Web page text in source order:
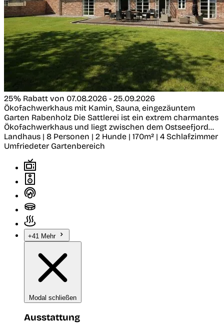
25% Rabatt von 07.08.2026 - 25.09.2026
Ökofachwerkhaus mit Kamin, Sauna, eingezäuntem
Garten Rabenholz Die Sattlerei ist ein extrem charmantes
Ökofachwerkhaus und liegt zwischen dem Ostseefjord...
Landhaus | 8 Personen | 2 Hunde | 170m² | 4 Schlafzimmer
Umfriedeter Gartenbereich
+41 Mehr
Modal schließen
Ausstattung